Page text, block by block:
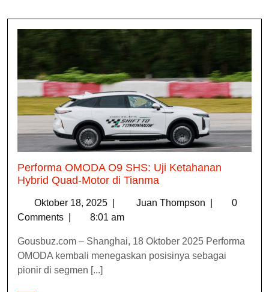
Performa OMODA O9 SHS: Uji Ketahanan
Hybrid Quad-Motor di Tianma
Oktober 18, 2025 Juan Thompson
0
Comments
8:01 am
Gousbuz.com – Shanghai, 18 Oktober 2025 Performa
OMODA kembali menegaskan posisinya sebagai
pionir di segmen [...]